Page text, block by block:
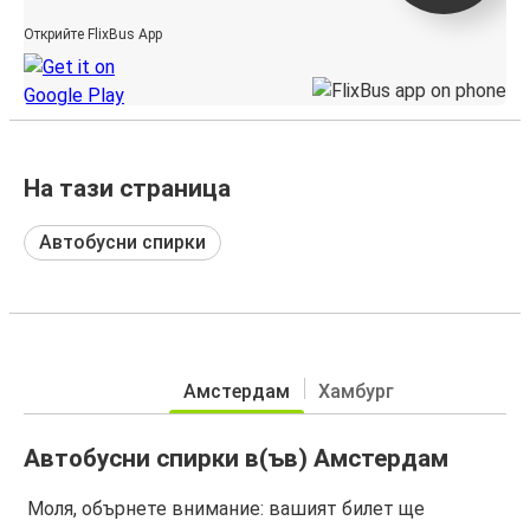
Открийте FlixBus App
На тази страница
Автобусни спирки
Амстердам Хамбург
Автобусни спирки в(ъв) Амстердам
Моля, обърнете внимание: вашият билет ще